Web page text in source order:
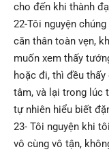
cho đến khi thành
22-Tôi nguyện
căn thân toàn vẹn,
muốn xem thấy
hoặc đi, thì đều
tâm, và lại trong lúc
tự nhiên hiểu biết
23- Tôi nguyện khi
vô cùng vô tận,